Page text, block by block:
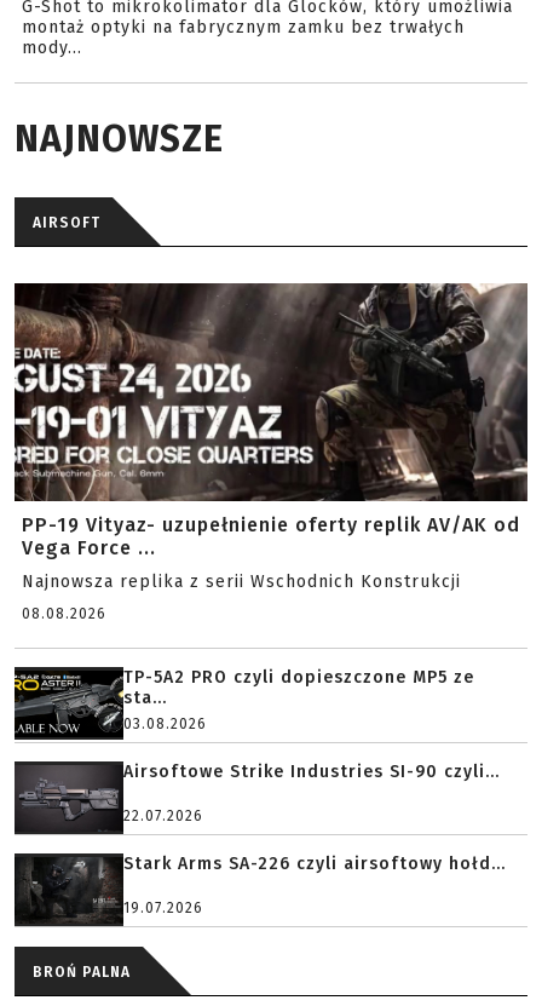
G-Shot to mikrokolimator dla Glocków, który umożliwia
montaż optyki na fabrycznym zamku bez trwałych
mody...
NAJNOWSZE
AIRSOFT
PP-19 Vityaz- uzupełnienie oferty replik AV/AK od
Vega Force ...
Najnowsza replika z serii Wschodnich Konstrukcji
08.08.2026
TP-5A2 PRO czyli dopieszczone MP5 ze
sta...
03.08.2026
Airsoftowe Strike Industries SI-90 czyli...
22.07.2026
Stark Arms SA-226 czyli airsoftowy hołd...
19.07.2026
BROŃ PALNA